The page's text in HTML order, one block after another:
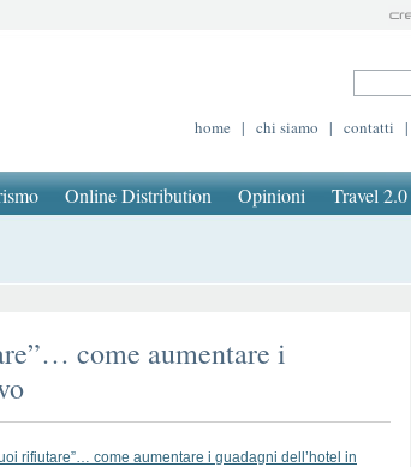
home | chi siamo | contatti |
Online Distribution Opinioni Travel 2.0
come aumentare i
rifiutare”… come aumentare i guadagni dell’hotel in